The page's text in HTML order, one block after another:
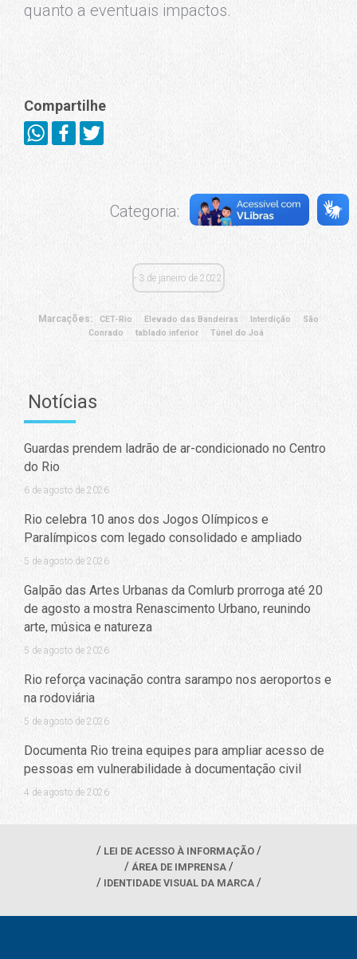
quanto a eventuais impactos.
Compartilhe
Categoria:
CET-Rio
Notícias
3 de janeiro de 2022
Marcações: CET-Rio Elevado das Bandeiras Interdição
São
Conrado
tablado inferior Túnel do Joá
Notícias
Guardas prendem ladrão de ar-condicionado no Centro
do Rio
6 de agosto de 2026
Rio celebra 10 anos dos Jogos Olímpicos e
Paralímpicos com legado consolidado e ampliado
5 de agosto de 2026
Galpão das Artes Urbanas da Comlurb prorroga até 20
de agosto a mostra Renascimento Urbano, reunindo
arte, música e natureza
5 de agosto de 2026
Rio reforça vacinação contra sarampo nos aeroportos e
na rodoviária
5 de agosto de 2026
Documenta Rio treina equipes para ampliar acesso de
pessoas em vulnerabilidade à documentação civil
4 de agosto de 2026
LEI DE ACESSO À INFORMAÇÃO
ÁREA DE IMPRENSA
IDENTIDADE VISUAL DA MARCA